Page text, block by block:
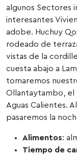
algunos Sectores
interesantes
adobe. Huchuy
rodeado de
vistas de la
cuesta abajo a
tomaremos
Ollantaytambo, el
Aguas Calientes.
pasaremos la
Alimentos:
Tiempo de